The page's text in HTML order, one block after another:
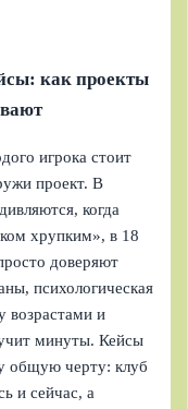
как проекты
игрока стоит
проект. В
когда
хрупким», в 18
доверяют
психологическая
возрастами и
минуты. Кейсы
общую черту: клуб
и сейчас, а